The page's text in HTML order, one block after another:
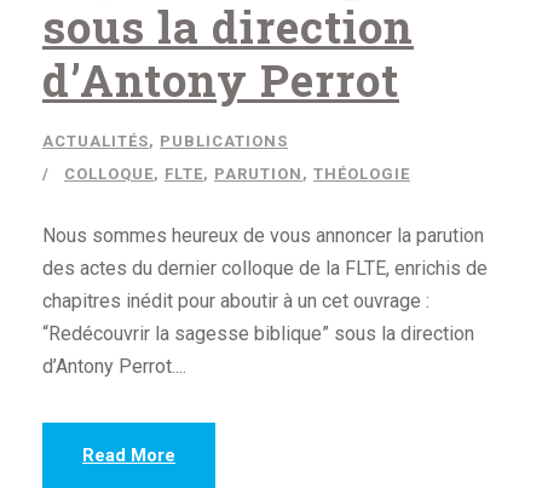
sous la direction
d’Antony Perrot
ACTUALITÉS, PUBLICATIONS
COLLOQUE, FLTE, PARUTION , THÉOLOGIE
Nous sommes heureux de vous annoncer la parution
des actes du dernier colloque de la FLTE, enrichis de
chapitres inédit pour aboutir à un cet ouvrage :
“Redécouvrir la sagesse biblique” sous la direction
d’Antony Perrot....
Read More